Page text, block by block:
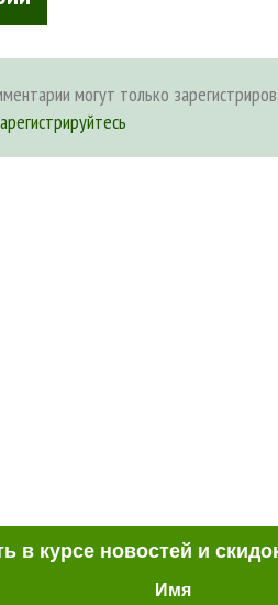
могут только
в курсе новостей и
Имя